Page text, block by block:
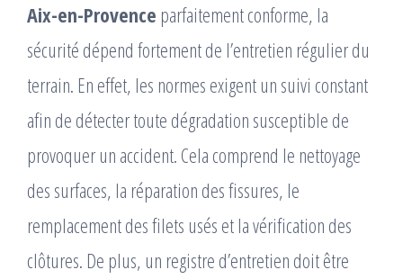
Aix-en-Provence parfaitement conforme, la
sécurité dépend fortement de l’entretien régulier du
terrain. En effet, les normes exigent un suivi constant
afin de détecter toute dégradation susceptible de
provoquer un accident. Cela comprend le nettoyage
des surfaces, la réparation des fissures, le
remplacement des filets usés et la vérification des
clôtures. De plus, un registre d’entretien doit être